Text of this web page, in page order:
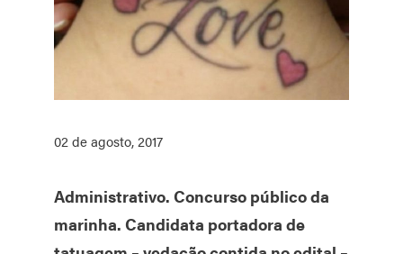
02 de agosto, 2017
Administrativo. Concurso público da
marinha. Candidata portadora de